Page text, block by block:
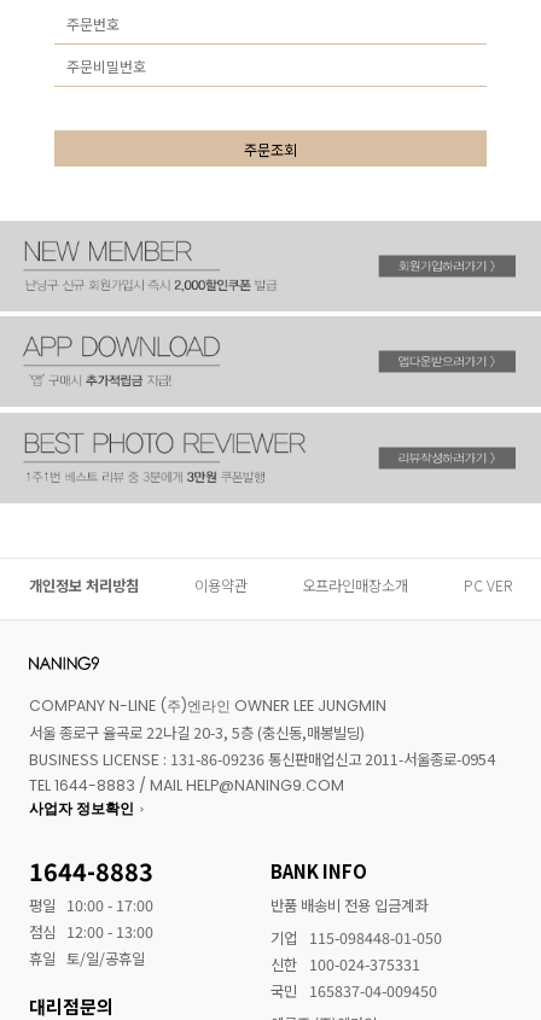
주문조회
개인정보 처리방침 이용약관 오프라인매장소개 PC VER
COMPANY N-LINE (주)엔라인 OWNER LEE JUNGMIN
서울 종로구 율곡로 22나길 20-3, 5층 (충신동,매봉빌딩)
BUSINESS LICENSE : 131-86-09236 통신판매업신고 2011-서울종로-0954
TEL 1644-8883 / MAIL HELP@NANING9.COM
사업자 정보확인
1644-8883
평일
10:00 - 17:00
점심
12:00 - 13:00
휴일 토/일/공휴일
대리점문의
BANK INFO
반품 배송비 전용 입금계좌
기업
115-098448-01-050
신한
100-024-375331
국민
165837-04-009450